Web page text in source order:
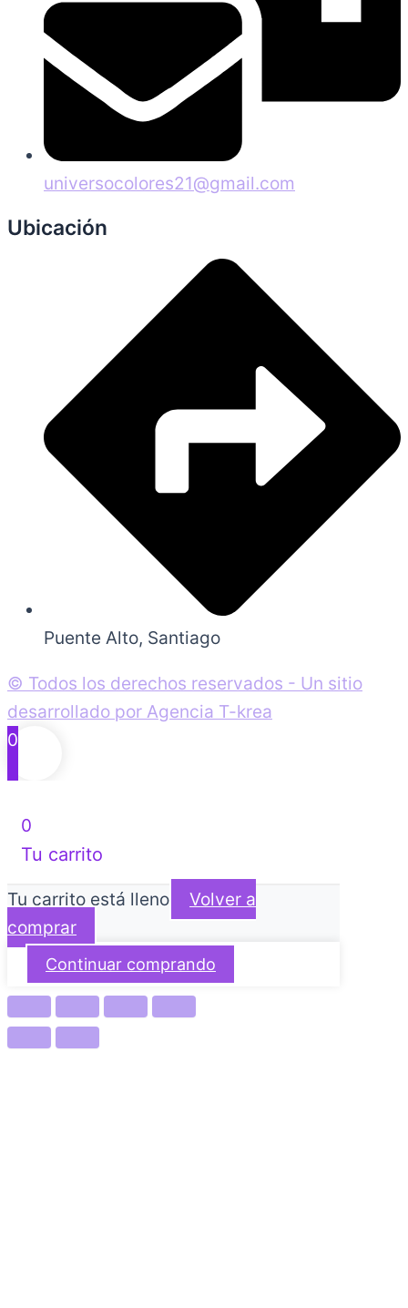
universocolores21@gmail.com
Ubicación
Puente Alto, Santiago
© Todos los derechos reservados - Un sitio
desarrollado por Agencia T-krea
0
0
Tu carrito
Tu carrito está lleno
Volver a
comprar
Continuar comprando